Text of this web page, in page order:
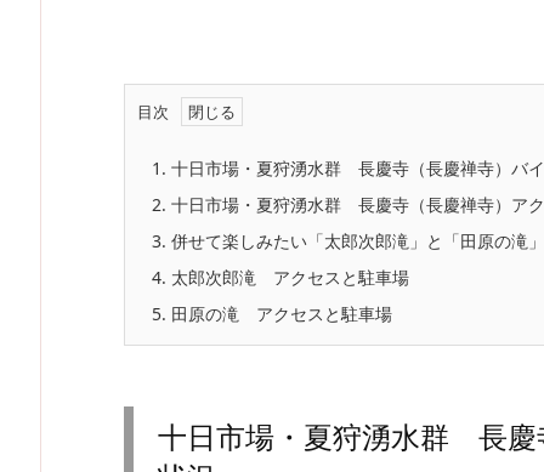
目次
1. 十日市場・夏狩湧水群 長慶寺（長慶禅寺）バ
2. 十日市場・夏狩湧水群 長慶寺（長慶禅寺）ア
3. 併せて楽しみたい「太郎次郎滝」と「田原の滝」
4. 太郎次郎滝 アクセスと駐車場
5. 田原の滝 アクセスと駐車場
十日市場・夏狩湧水群 長